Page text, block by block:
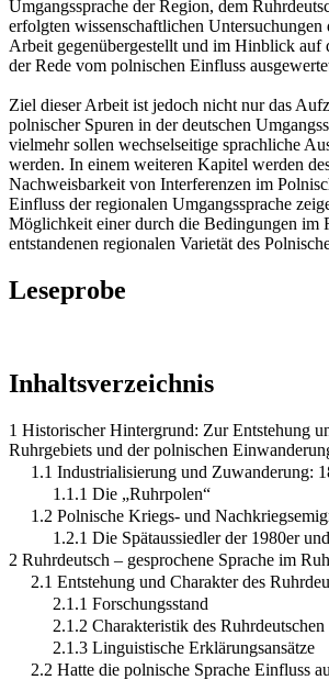
Umgangssprache der Region, dem
erfolgten wissenschaftlichen Untersuchungen
Arbeit gegenübergestellt und im Hinblick auf
der Rede vom polnischen Einfluss
Ziel dieser Arbeit ist jedoch nicht nur das
polnischer Spuren in der deutschen
vielmehr sollen wechselseitige sprachliche
werden. In einem weiteren Kapitel werden
Nachweisbarkeit von Interferenzen im
Einfluss der regionalen Umgangssprache
Möglichkeit einer durch die Bedingungen im
entstandenen regionalen Varietät des
Leseprobe
Inhaltsverzeichnis
1 Historischer Hintergrund: Zur Entstehung
Ruhrgebiets und der polnischen
1.1 Industrialisierung und Zuwanderung:
1.1.1 Die „Ruhrpolen“
1.2 Polnische Kriegs- und
1.2.1 Die Spätaussiedler der 1980er
2 Ruhrdeutsch – gesprochene Sprache im
2.1 Entstehung und Charakter des
2.1.1 Forschungsstand
2.1.2 Charakteristik des Ruhrdeutschen
2.1.3 Linguistische Erklärungsansätze
2.2 Hatte die polnische Sprache Einfluss